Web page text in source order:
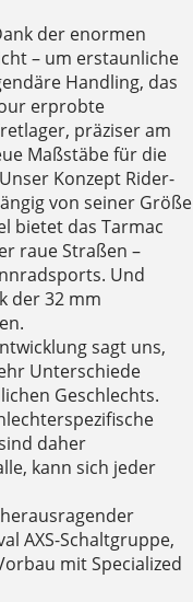
der enormen
– um erstaunliche
Handling, das
erprobte
präziser am
Maßstäbe für die
Konzept Rider-
von seiner Größe
bietet das Tarmac
raue Straßen –
Und
der 32 mm
sagt uns,
Unterschiede
Geschlechts.
daher
kann sich jeder
AXS-Schaltgruppe,
mit Specialized